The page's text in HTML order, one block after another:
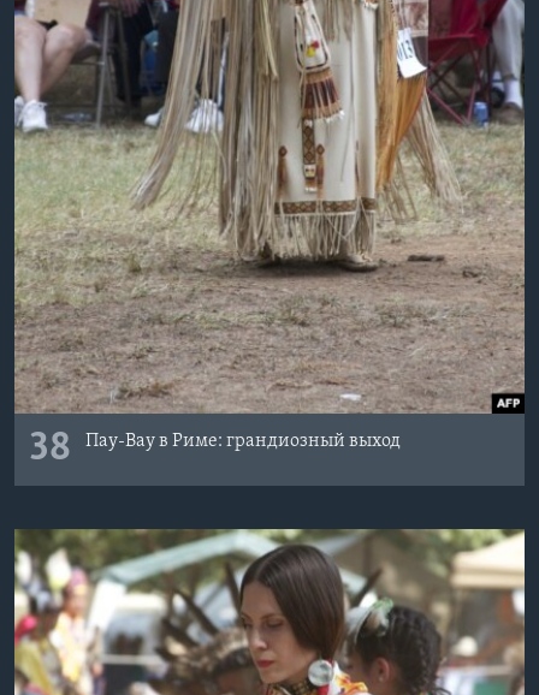
38 Пау-Вау в Риме: грандиозный выход